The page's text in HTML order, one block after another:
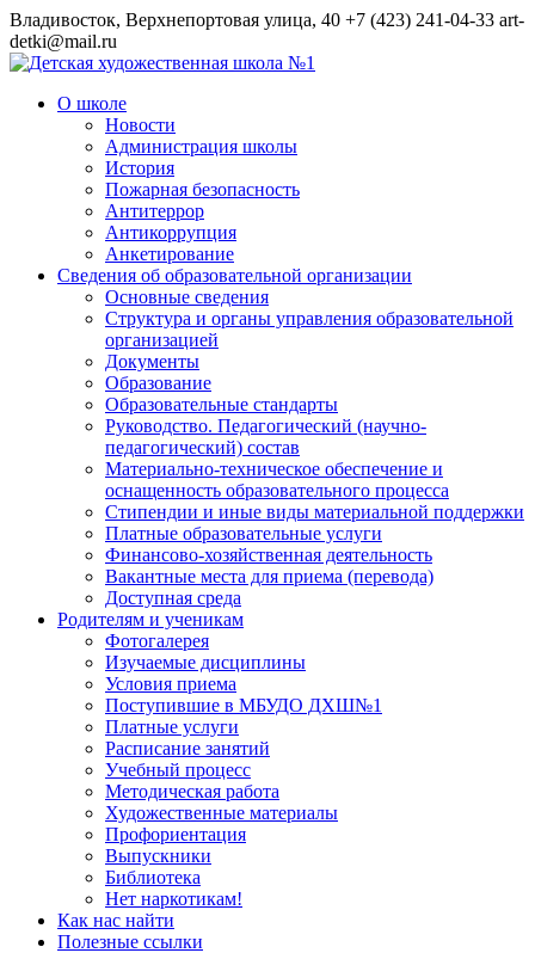
Владивосток, Верхнепортовая улица, 40 +7 (423) 241-04-33 art-
detki@mail.ru
О школе
Новости
Администрация школы
История
Пожарная безопасность
Антитеррор
Антикоррупция
Анкетирование
Сведения об образовательной организации
Основные сведения
Структура и органы управления образовательной
организацией
Документы
Образование
Образовательные стандарты
Руководство. Педагогический (научно-
педагогический) состав
Материально-техническое обеспечение и
оснащенность образовательного процесса
Стипендии и иные виды материальной поддержки
Платные образовательные услуги
Финансово-хозяйственная деятельность
Вакантные места для приема (перевода)
Доступная среда
Родителям и ученикам
Фотогалерея
Изучаемые дисциплины
Условия приема
Поступившие в МБУДО ДХШ№1
Платные услуги
Расписание занятий
Учебный процесс
Методическая работа
Художественные материалы
Профориентация
Выпускники
Библиотека
Нет наркотикам!
Как нас найти
Полезные ссылки